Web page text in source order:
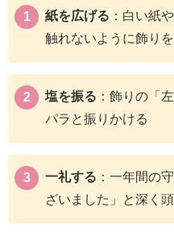
紙を広げる ：白い紙
触れないように飾りを
塩を振る ：飾りの「
パラと振りかける
一礼する ：一年間の
ざいました」と深く